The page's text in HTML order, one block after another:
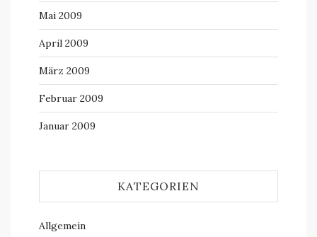
Mai 2009
April 2009
März 2009
Februar 2009
Januar 2009
KATEGORIEN
Allgemein